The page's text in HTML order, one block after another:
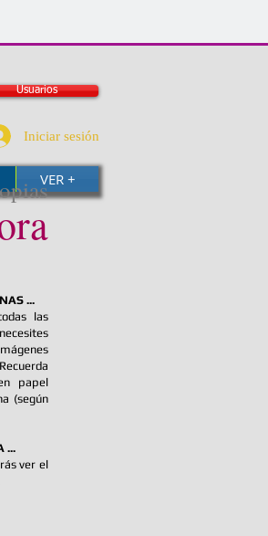
Usuarios
Iniciar sesión
VER +
...
las
papel
(según
...
ver el